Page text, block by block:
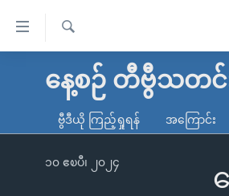
လွယ်ကူ
သည့်
မူလစာမျက်နှာ
ကမ္ဘာ့သတင်းများ
နိုင်ငံတကာ
ရ
နေ့စဉ် တီဗွီသတင်
ဗွီဒီယို ကြည့်ရှုရန် အကြောင်း
၁၀ ဧၿပီ၊ ၂၀၂၄